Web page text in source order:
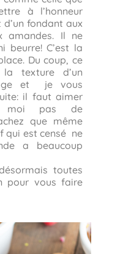
à l’honneur
d’un fondant aux
amandes. Il ne
beurre! C’est la
Du coup, ce
texture d’un
et je vous
il faut aimer
moi pas de
que même
qui est censé ne
a beaucoup
toutes
pour vous faire